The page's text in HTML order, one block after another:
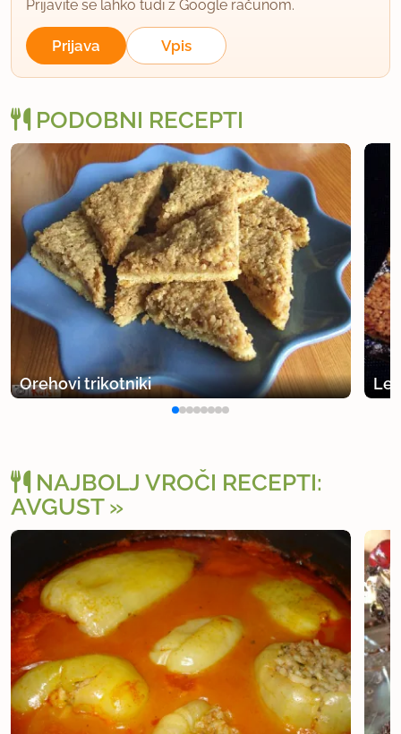
Prijavite se lahko tudi z Google računom.
Prijava Vpis
PODOBNI RECEPTI
Orehovi trikotniki
NAJBOLJ VROČI RECEPTI:
AVGUST